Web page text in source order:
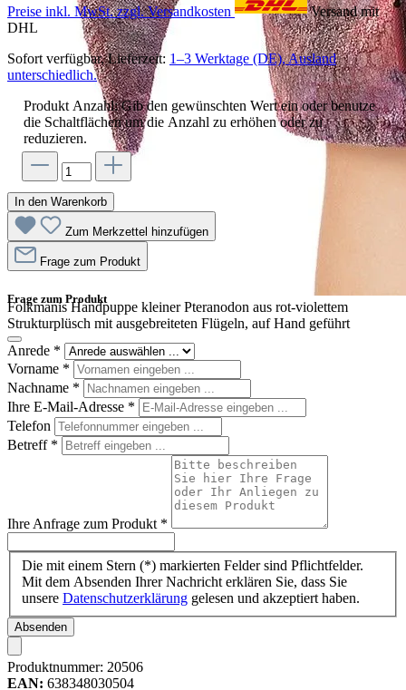
Folkmanis Handpuppe kleiner Pteranodon aus rot-violettem
Strukturplüsch mit ausgebreiteten Flügeln, auf Hand geführt
Preise inkl. MwSt. zzgl. Versandkosten
Versand mit
DHL
Sofort verfügbar, Lieferzeit: 1–3 Werktage (DE), Ausland
unterschiedlich.
Produkt Anzahl: Gib den gewünschten Wert ein oder benutze
die Schaltflächen um die Anzahl zu erhöhen oder zu
reduzieren.
In den Warenkorb
Zum Merkzettel hinzufügen
Frage zum Produkt
Frage zum Produkt
Anrede *
Vorname *
Nachname *
Ihre E-Mail-Adresse *
Telefon
Betreff *
Ihre Anfrage zum Produkt *
Die mit einem Stern (*) markierten Felder sind Pflichtfelder.
Mit dem Absenden Ihrer Nachricht erklären Sie, dass Sie
unsere Datenschutzerklärung gelesen und akzeptiert haben.
Absenden
Produktnummer: 20506
EAN: 638348030504